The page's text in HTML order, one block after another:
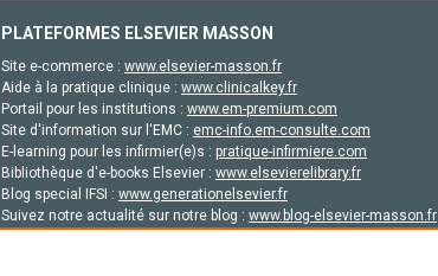
PLATEFORMES ELSEVIER MASSON
Site e-commerce : www.elsevier-masson.fr
Aide à la pratique clinique : www.clinicalkey.fr
Portail pour les institutions : www.em-premium.com
Site d'information sur l'EMC : emc-info.em-consulte.com
E-learning pour les infirmier(e)s : pratique-infirmiere.com
Bibliothèque d'e-books Elsevier : www.elsevierelibrary.fr
Blog special IFSI : www.generationelsevier.fr
Suivez notre actualité sur notre blog : www.blog-elsevier-masson.fr